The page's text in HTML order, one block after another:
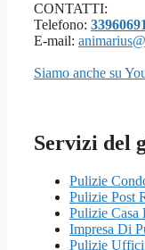
CONTATTI:
Telefono:
E-mail:
Siamo anche su
Servizi del
Pulizie
Pulizie Post
Pulizie Casa
Impresa Di
Pulizie